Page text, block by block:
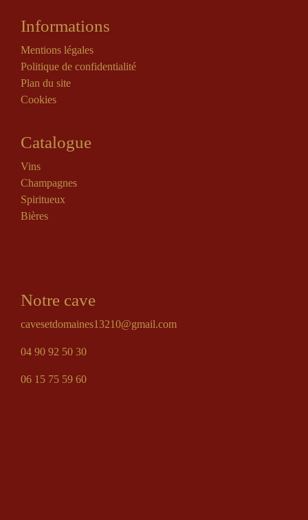
Informations
Mentions légales
Politique de confidentialité
Plan du site
Cookies
Catalogue
Vins
Champagnes
Spiritueux
Bières
Notre cave
cavesetdomaines13210@gmail.com
04 90 92 50 30
06 15 75 59 60